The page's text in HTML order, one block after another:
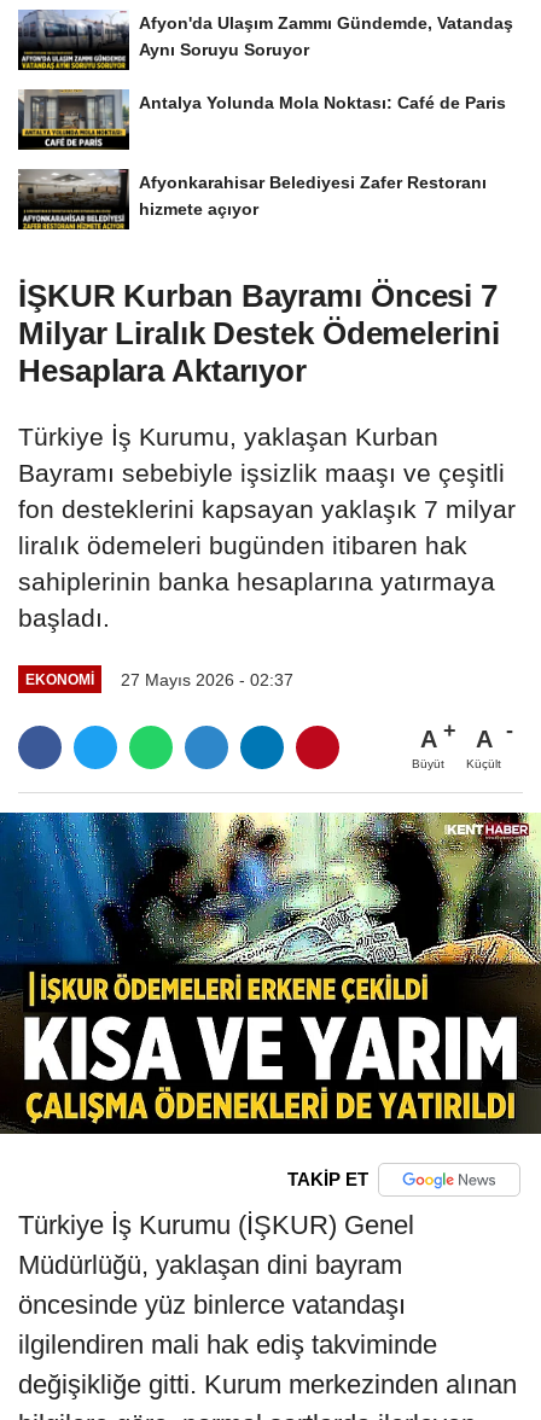
Afyon'da Ulaşım Zammı Gündemde, Vatandaş
Aynı Soruyu Soruyor
Antalya Yolunda Mola Noktası: Café de Paris
Afyonkarahisar Belediyesi Zafer Restoranı
hizmete açıyor
İŞKUR Kurban Bayramı Öncesi 7
Milyar Liralık Destek Ödemelerini
Hesaplara Aktarıyor
Türkiye İş Kurumu, yaklaşan Kurban
Bayramı sebebiyle işsizlik maaşı ve çeşitli
fon desteklerini kapsayan yaklaşık 7 milyar
liralık ödemeleri bugünden itibaren hak
sahiplerinin banka hesaplarına yatırmaya
başladı.
EKONOMI 27 Mayıs 2026 - 02:37
A
Büyüt
A
Küçült
TAKİP ET
Türkiye İş Kurumu (İŞKUR) Genel
Müdürlüğü, yaklaşan dini bayram
öncesinde yüz binlerce vatandaşı
ilgilendiren mali hak ediş takviminde
değişikliğe gitti. Kurum merkezinden alınan